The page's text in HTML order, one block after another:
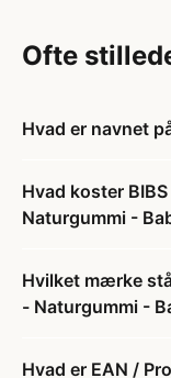
Ofte
Hvad er navnet
Hvad koster
Naturgummi -
Hvilket mærke
- Naturgummi -
Hvad er EAN /